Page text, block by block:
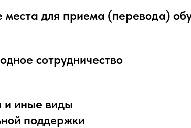
места для приема (перевода)
сотрудничество
и иные виды
поддержки